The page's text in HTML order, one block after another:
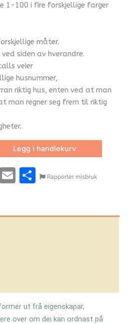
1-100 i fire forskjellige farger
måter.
siden av hverandre.
veier
husnummer,
riktig hus, enten ved at man
man regner seg frem til riktig
Legg i handlekurv
CopyEmailShare
Rapporter misbruk
ut frå eigenskapar,
over om dei kan ordnast på